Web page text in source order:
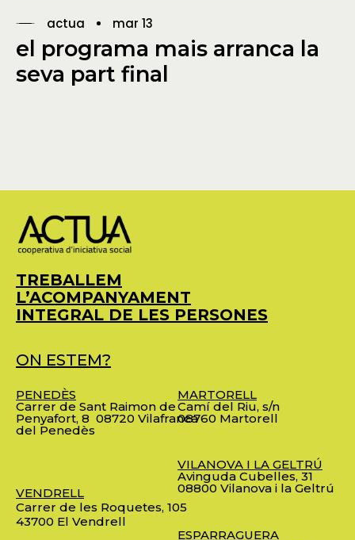
actua mar 13
el programa mais arranca la
seva part final
TREBALLEM
L’ACOMPANYAMENT
INTEGRAL DE LES PERSONES
ON ESTEM?
PENEDÈS
Carrer de Sant Raimon de
Penyafort, 8 08720 Vilafranca
del Penedès
VENDRELL
Carrer de les Roquetes, 105
43700 El Vendrell
MARTORELL
Camí del Riu, s/n
08760 Martorell
VILANOVA I LA GELTRÚ
Avinguda Cubelles, 31
08800 Vilanova i la Geltrú
ESPARRAGUERA